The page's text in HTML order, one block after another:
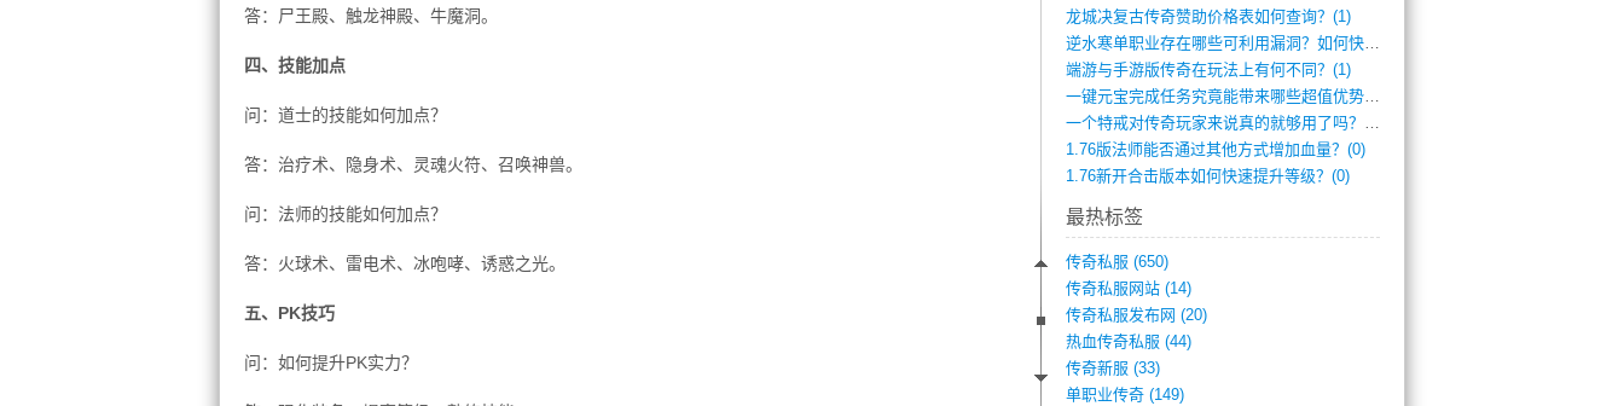
答：尸王殿、触龙神殿、牛魔洞。
四、技能加点
问：道士的技能如何加点？
答：治疗术、隐身术、灵魂火符、召唤神兽。
问：法师的技能如何加点？
答：火球术、雷电术、冰咆哮、诱惑之光。
五、PK技巧
问：如何提升PK实力？
龙城决复古传奇赞助价格表如何查询？(1)
逆水寒单职业存在哪些可利用漏洞？如何快速(1)
端游与手游版传奇在玩法上有何不同？(1)
一键元宝完成任务究竟能带来哪些超值优势？(0)
一个特戒对传奇玩家来说真的就够用了吗？(0)
1.76版法师能否通过其他方式增加血量？(0)
1.76新开合击版本如何快速提升等级？(0)
最热标签
传奇私服 (650)
传奇私服网站 (14)
传奇私服发布网 (20)
热血传奇私服 (44)
传奇新服 (33)
单职业传奇 (149)